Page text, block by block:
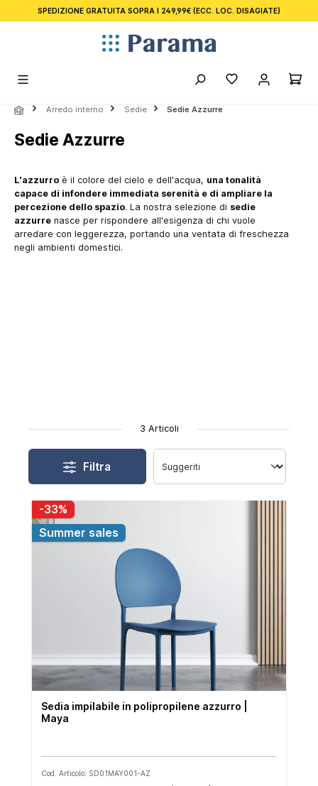
principale
SPEDIZIONE GRATUITA SOPRA I 249,99€ (ECC. LOC. DISAGIATE)
Arredo interno Sedie Sedie Azzurre
Sedie Azzurre
L'azzurro è il colore del cielo e dell'acqua, una tonalità
capace di infondere immediata serenità e di ampliare la
percezione dello spazio. La nostra selezione di sedie
azzurre nasce per rispondere all'esigenza di chi vuole
arredare con leggerezza, portando una ventata di freschezza
negli ambienti domestici.
3 Articoli
Filtra
-33%
Summer sales
Sedia impilabile in polipropilene azzurro |
Maya
Cod. Articolo: SD01MAY001-AZ